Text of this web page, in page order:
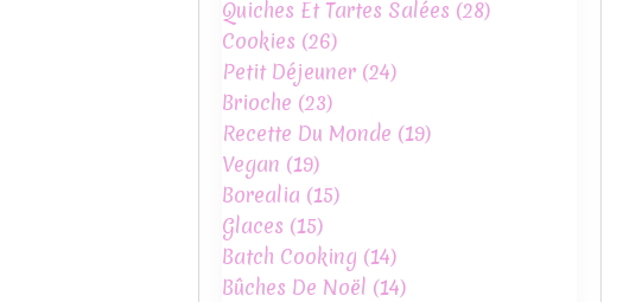
Quiches Et Tartes Salées (28)
Cookies (26)
Petit Déjeuner (24)
Brioche (23)
Recette Du Monde (19)
Vegan (19)
Borealia (15)
Glaces (15)
Batch Cooking (14)
Bûches De Noël (14)